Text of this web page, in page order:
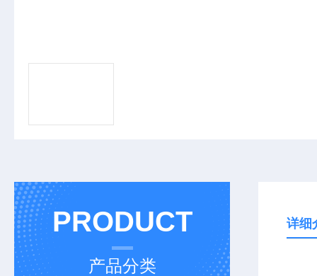
PRODUCT
产品分类
详细